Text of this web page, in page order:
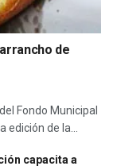
de
Fondo Municipal
edición de la...
capacita a